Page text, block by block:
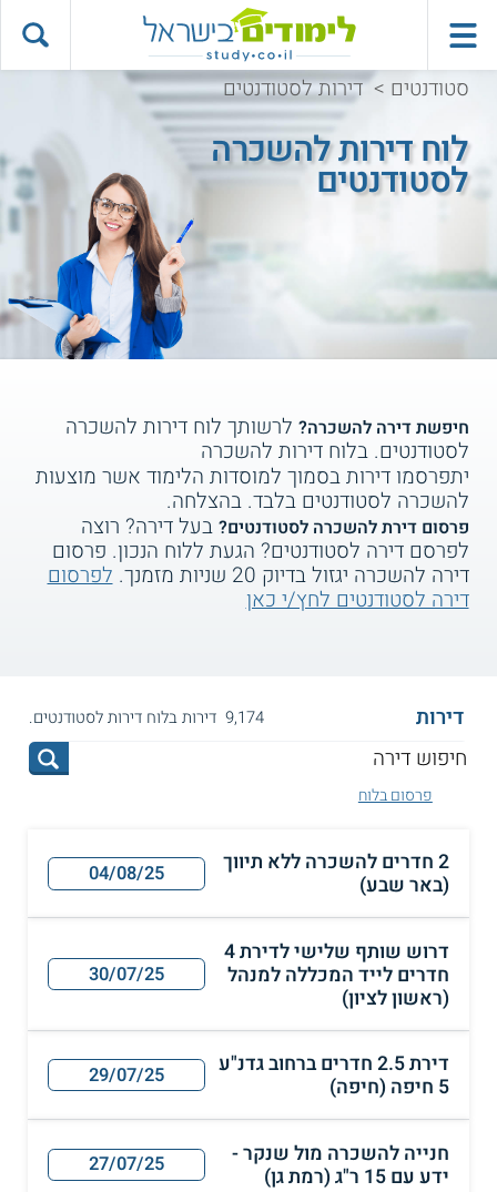
סטודנטים >דירות לסטודנטים
לוח דירות להשכרה
לסטודנטים
חיפשת דירה להשכרה? לרשותך לוח דירות להשכרה
לסטודנטים. בלוח דירות להשכרה
יתפרסמו דירות בסמוך למוסדות הלימוד אשר מוצעות
להשכרה לסטודנטים בלבד. בהצלחה.
פרסום דירת להשכרה לסטודנטים? בעל דירה? רוצה
לפרסם דירה לסטודנטים? הגעת ללוח הנכון. פרסום
דירה להשכרה יגזול בדיוק 20 שניות מזמנך. לפרסום
דירה לסטודנטים לחץ/י כאן
דירות 9,174 דירות בלוח דירות לסטודנטים.
פרסום בלוח
2 חדרים להשכרה ללא תיווך
(באר שבע)
04/08/25
דרוש שותף שלישי לדירת 4
חדרים לייד המכללה למנהל
(ראשון לציון)
30/07/25
דירת 2.5 חדרים ברחוב גדנ"ע
5 חיפה (חיפה)
29/07/25
חנייה להשכרה מול שנקר -
ידע עם 15 ר"ג (רמת גן)
27/07/25